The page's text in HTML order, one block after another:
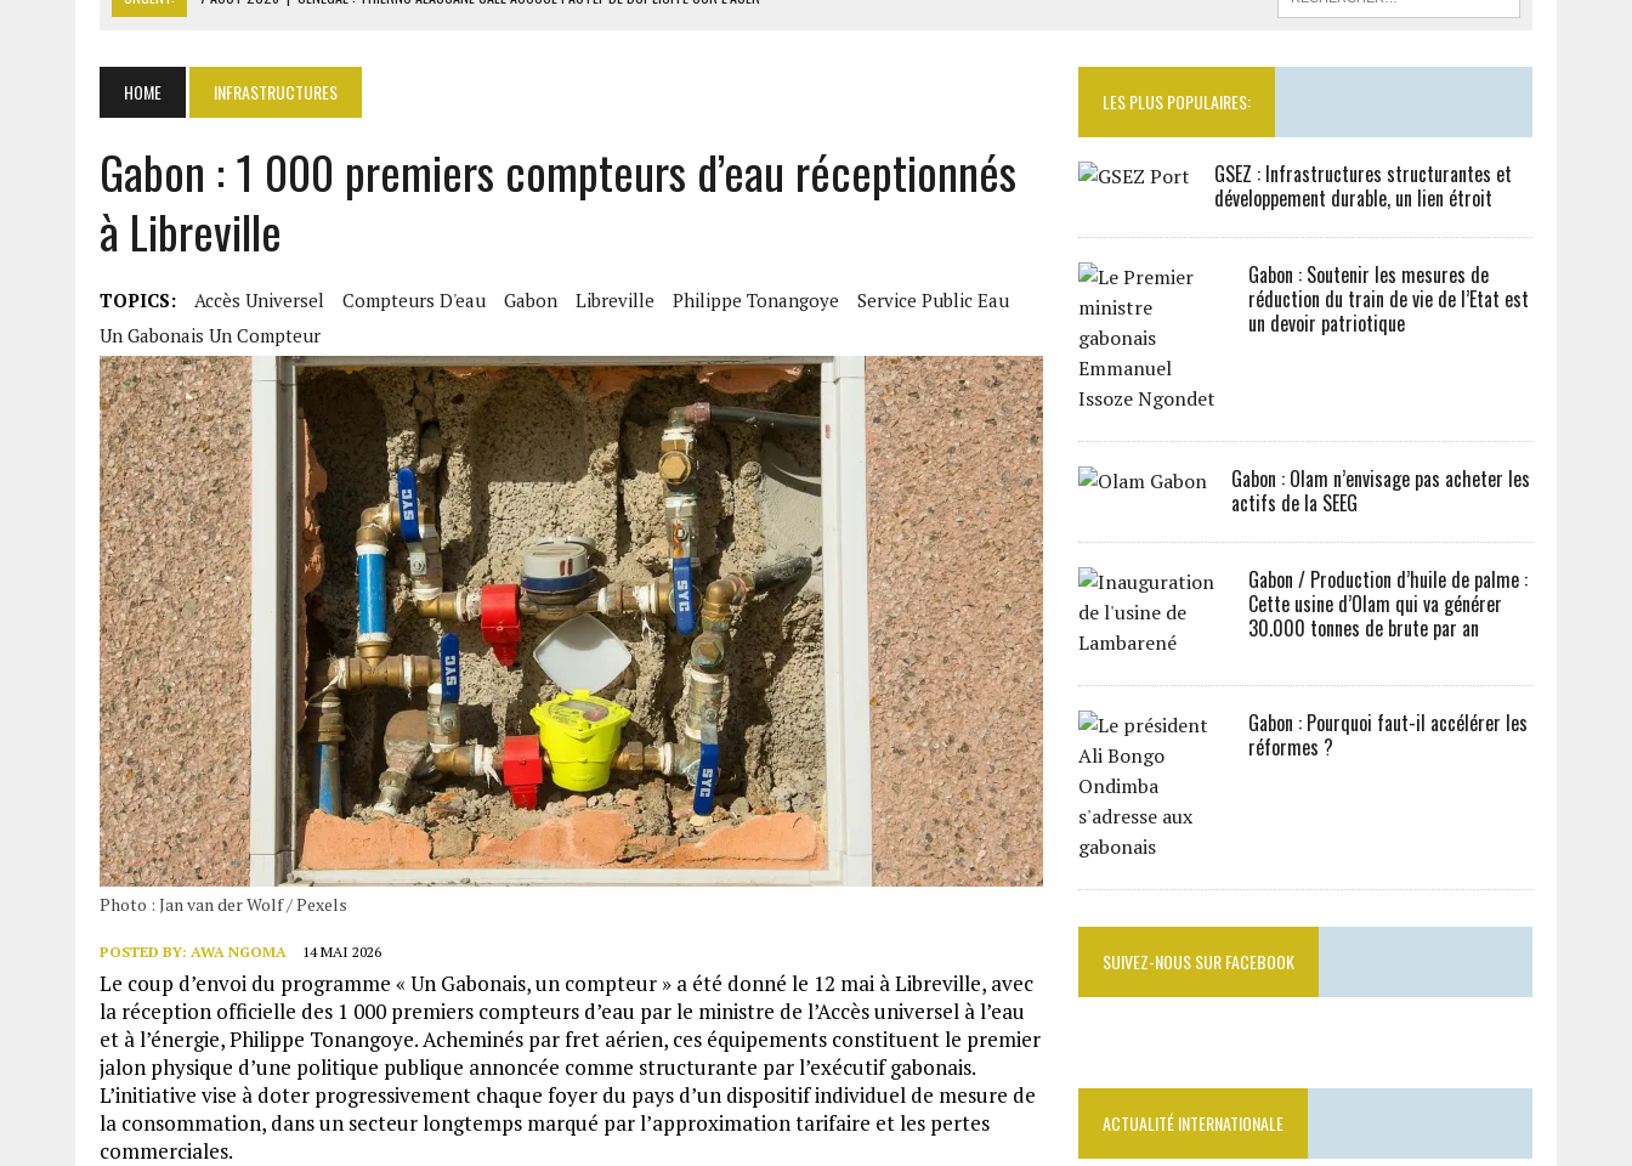
7 AOÛT 2026 | OUATTARA APPELLE À L’UNION NATIONALE POUR BÂTIR LA GRANDE CÔTE D’IVOIRE
7 AOÛT 2026
CÔTE D’IVOIRE : OUATTARA GRACIE 4 661 DÉTENUS POUR L’INDÉPENDANCE
HOME INFRASTRUCTURES
Gabon : 1 000 premiers compteurs d’eau réceptionnés
à Libreville
TOPICS: Accès Universel Compteurs D'eau Gabon Libreville Philippe Tonangoye
Service Public Eau
Un Gabonais Un Compteur
Photo : Jan van der Wolf / Pexels
POSTED BY: AWA NGOMA 14 MAI 2026
Le coup d’envoi du programme « Un Gabonais, un compteur » a été donné le 12 mai à Libreville, avec
la réception officielle des 1 000 premiers compteurs d’eau par le ministre de l’Accès universel à l’eau
et à l’énergie, Philippe Tonangoye. Acheminés par fret aérien, ces équipements constituent le premier
jalon physique d’une politique publique annoncée comme structurante par l’exécutif gabonais.
L’initiative vise à doter progressivement chaque foyer du pays d’un dispositif individuel de mesure de
la consommation, dans un secteur longtemps marqué par l’approximation tarifaire et les pertes
commerciales.
LES PLUS POPULAIRES:
GSEZ : Infrastructures structurantes et
développement durable, un lien étroit
Gabon : Soutenir les mesures de
réduction du train de vie de l’Etat est
un devoir patriotique
Gabon : Olam n’envisage pas acheter les
actifs de la SEEG
Gabon / Production d’huile de palme :
Cette usine d’Olam qui va générer
30.000 tonnes de brute par an
Gabon : Pourquoi faut-il accélérer les
réformes ?
SUIVEZ-NOUS SUR FACEBOOK
ACTUALITÉ INTERNATIONALE